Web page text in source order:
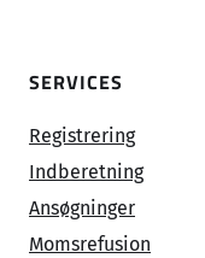
SERVICES
Registrering
Indberetning
Ansøgninger
Momsrefusion